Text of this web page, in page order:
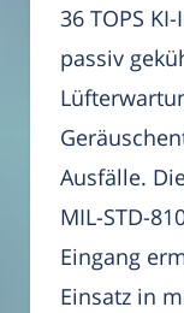
36 TOPS
passiv
Ausfälle.
MIL-STD-
Eingang
Einsatz in